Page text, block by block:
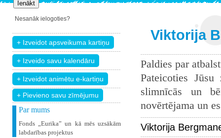
Nesanāk ielogoties?
+ Pievieno savu zīmējumu
Par mums
Fonds „Eurika” un kā mēs uzsākām
labdarības projektus
Viktorija
Paldies par
Pateicoties
slimnīcās un
novērtējama un
Viktorija